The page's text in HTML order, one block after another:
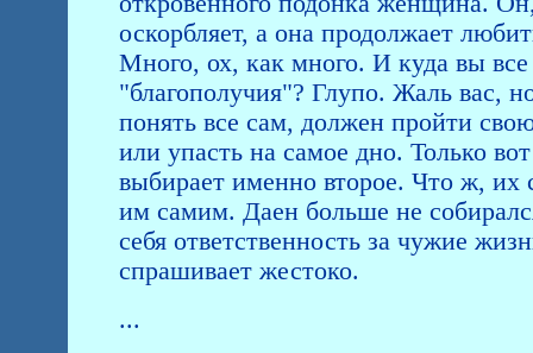
оскорбляет, а она продолжает
Много, ох, как много. И куда вы
"благополучия"? Глупо. Жаль вас,
понять все сам, должен пройти
или упасть на самое дно. Только
выбирает именно второе. Что ж, их
им самим. Даен больше не
себя ответственность за чужие
спрашивает жестоко.
...